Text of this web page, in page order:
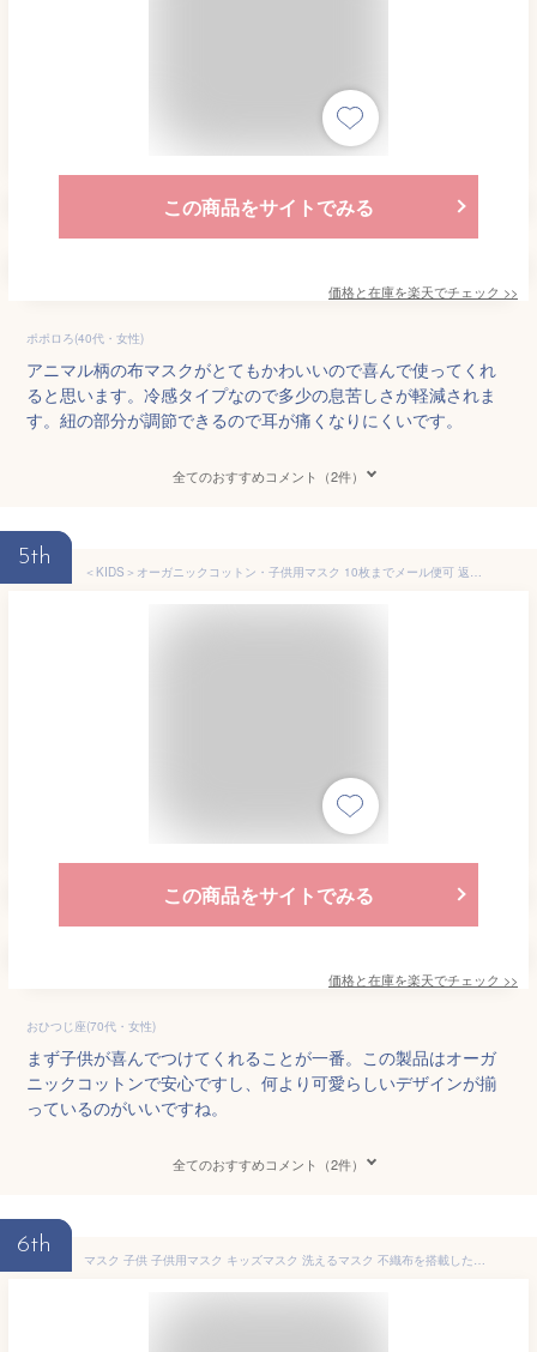
この商品をサイトでみる
価格と在庫を楽天でチェック >>
ポポロろ(40代・女性)
アニマル柄の布マスクがとてもかわいいので喜んで使ってくれ
ると思います。冷感タイプなので多少の息苦しさが軽減されま
す。紐の部分が調節できるので耳が痛くなりにくいです。
全てのおすすめコメント（2件）
5th
＜KIDS＞オーガニックコットン・子供用マスク 10枚までメール便可 返品交換・キャンセル不可 マスク 洗える 布 子供用 給食 子ども 花柄 動物柄 花粉 給食当番 綿 マスク 小学校 女の子 男の子 キッズマスク
この商品をサイトでみる
価格と在庫を楽天でチェック >>
おひつじ座(70代・女性)
まず子供が喜んでつけてくれることが一番。この製品はオーガ
ニックコットンで安心ですし、何より可愛らしいデザインが揃
っているのがいいですね。
全てのおすすめコメント（2件）
6th
マスク 子供 子供用マスク キッズマスク 洗えるマスク 不織布を搭載した安心仕様 耳紐 調整 耳が痛くなりにくい 大人も使える 小さめ 3枚入 冷感【2重構造インナーマスク付き】